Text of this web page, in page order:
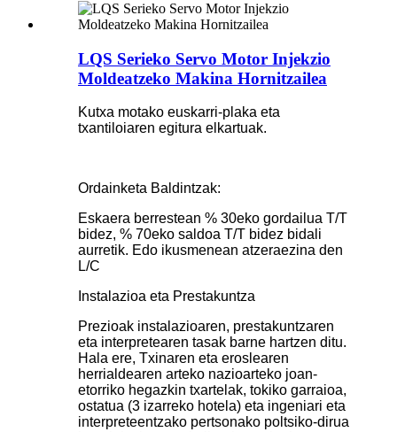
LQS Serieko Servo Motor Injekzio
Moldeatzeko Makina Hornitzailea
Kutxa motako euskarri-plaka eta
txantiloiaren egitura elkartuak.
Ordainketa Baldintzak:
Eskaera berrestean % 30eko gordailua T/T
bidez, % 70eko saldoa T/T bidez bidali
aurretik. Edo ikusmenean atzeraezina den
L/C
Instalazioa eta Prestakuntza
Prezioak instalazioaren, prestakuntzaren
eta interpretearen tasak barne hartzen ditu.
Hala ere, Txinaren eta eroslearen
herrialdearen arteko nazioarteko joan-
etorriko hegazkin txartelak, tokiko garraioa,
ostatua (3 izarreko hotela) eta ingeniari eta
interpreteentzako pertsonako poltsiko-dirua